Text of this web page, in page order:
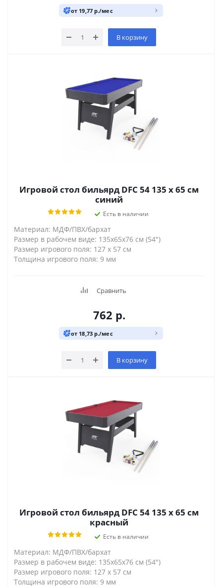
от 19,77 р./мес
В корзину
Игровой стол бильярд DFC 54 135 x 65 см
синий
Есть в наличии
Материал: МДФ/ПВХ/бархат
Размер в рабочем виде: 135x65x76 см (54")
Размер игрового поля: 127 х 57 см
Толщина игрового поля: 9 мм
Сравнить
762 р.
от 18,73 р./мес
В корзину
Игровой стол бильярд DFC 54 135 x 65 см
красный
Есть в наличии
Материал: МДФ/ПВХ/бархат
Размер в рабочем виде: 135x65x76 см (54")
Размер игрового поля: 127 х 57 см
Толщина игрового поля: 9 мм